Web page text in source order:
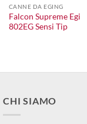
CANNE DA EGING
Falcon Supreme Egi
802EG Sensi Tip
CHI SIAMO